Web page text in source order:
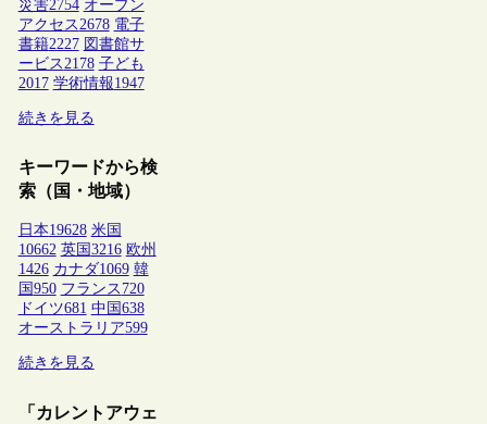
災害2754 オープン
アクセス 2678 電子
書籍2227 図書館サ
ービス 2178 子ども
2017 学術情報1947
続きを見る
キーワードから検
索（国・地域）
日本19628 米国
10662 英国 3216 欧州
1426 カナダ1069 韓
国 950 フランス 720
ドイツ681 中国 638
オーストラリア599
続きを見る
「カレントアウェ